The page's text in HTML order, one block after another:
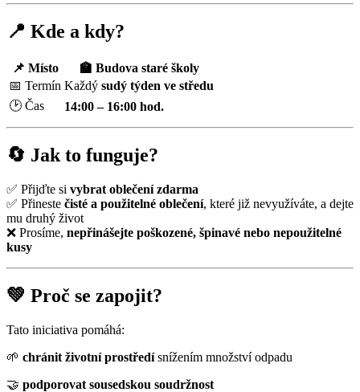
📍 Kde a kdy?
📌 Místo
🏫 Budova staré školy
📅 Termín Každý sudý týden ve středu
🕑 Čas
14:00 – 16:00 hod.
🔄 Jak to funguje?
✅ Přijďte si vybrat oblečení zdarma
✅ Přineste čisté a použitelné oblečení, které již nevyužíváte, a dejte
mu druhý život
❌ Prosíme, nepřinášejte poškozené, špinavé nebo nepoužitelné
kusy
💚 Proč se zapojit?
Tato iniciativa pomáhá:
🌱 chránit životní prostředísnížením množství odpadu
🤝 podporovat sousedskou soudržnost